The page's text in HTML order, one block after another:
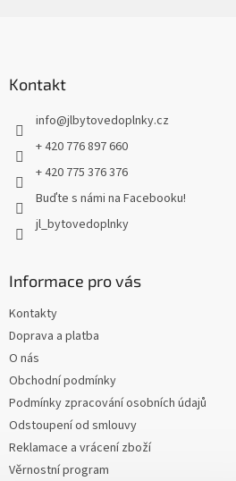
Kontakt
info@jlbytovedoplnky.cz
+ 420 776 897 660
+ 420 775 376 376
Buďte s námi na Facebooku!
jl_bytovedoplnky
Informace pro vás
Kontakty
Doprava a platba
O nás
Obchodní podmínky
Podmínky zpracování osobních údajů
Odstoupení od smlouvy
Reklamace a vrácení zboží
Věrnostní program